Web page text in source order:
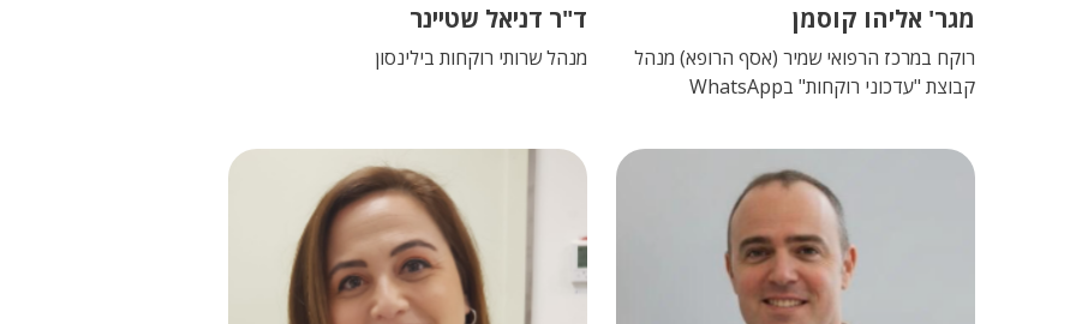
מגר' אליהו קוסמן
רוקח במרכז הרפואי שמיר (אסף הרופא) מנהל
קבוצת "עדכוני רוקחות" בWhatsApp
ד"ר דניאל שטיינר
מנהל שרותי רוקחות בילינסון